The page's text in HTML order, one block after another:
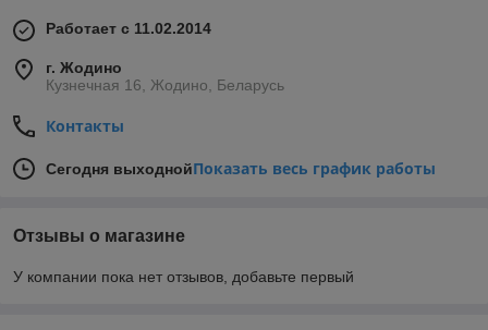
Работает с 11.02.2014
г. Жодино
Кузнечная 16, Жодино, Беларусь
Контакты
Сегодня выходнойПоказать весь график работы
Отзывы о магазине
У компании пока нет отзывов, добавьте первый